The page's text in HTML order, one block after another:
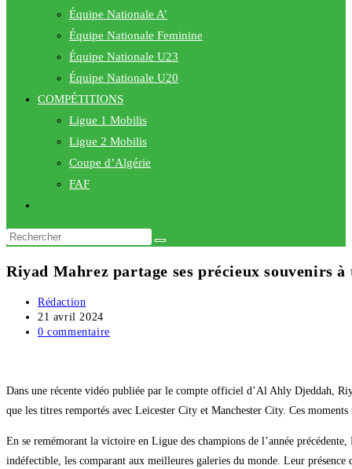
Équipe Nationale A’
Équipe Nationale Feminine
Équipe Nationale U23
Équipe Nationale U20
COMPÉTITIONS
Ligue 1 Mobilis
Ligue 2 Mobilis
Coupe d’Algérie
FAF
search
Riyad Mahrez partage ses précieux souvenirs
Auteur/autrice
de
la
Rédaction
Publication
publiée :
21 avril 2024
Commentaires
0 commentaire
Dans une récente vidéo publiée par le compte officiel d’Al Ahly Djeddah,
que les titres remportés avec Leicester City et Manchester City. Ces
En se remémorant la victoire en Ligue des champions de l’année
indéfectible, les comparant aux meilleures galeries du monde. Leur